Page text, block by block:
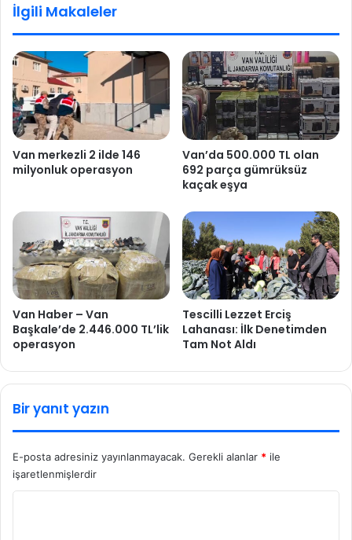
İlgili Makaleler
Van merkezli 2 ilde 146
milyonluk operasyon
Van’da 500.000 TL olan
692 parça gümrüksüz
kaçak eşya
Van Haber – Van
Başkale’de 2.446.000 TL’lik
operasyon
Tescilli Lezzet Erciş
Lahanası: İlk Denetimden
Tam Not Aldı
Bir yanıt yazın
E-posta adresiniz yayınlanmayacak. Gerekli alanlar * ile
işaretlenmişlerdir